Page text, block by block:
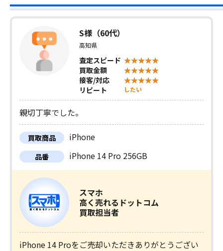
S様（60代）
高知県
査定スピード
買取金額
接客/対応
リピート
したい
親切丁寧でした。
買取商品 iPhone
品番 iPhone 14 Pro 256GB
スマホ
高く売れるドットコム
買取担当者
iPhone 14 Proをご売却いただきありがとうござい